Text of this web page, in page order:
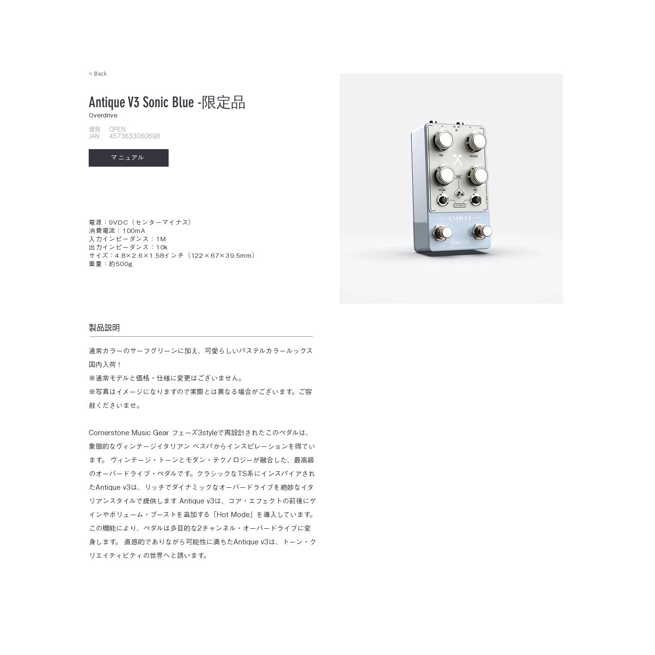
< Back
Antique V3 Sonic Blue -限定品
Overdrive
​価格
OPEN
JAN
4573633060698
マニュアル
電源：9VDC（センターマイナス）
消費電流：100mA
入力インピーダンス：1M
出力インピーダンス：10k
サイズ：4.8×2.6×1.58インチ（122×67×39.5mm）
重量：約500g
製品説明
通常カラーのサーフグリーンに加え、可愛らしいパステルカラールックス
国内入荷！
※通常モデルと価格・仕様に変更はございません。
※写真はイメージになりますので実際とは異なる場合がございます。ご容
赦くださいませ。
Cornerstone Music Gear フェーズ3styleで再設計されたこのペダルは、
象徴的なヴィンテージイタリアン ベスパからインスピレーションを得てい
ます。 ヴィンテージ・トーンとモダン・テクノロジーが融合した、最高級
のオーバードライブ・ペダルです。クラシックなTS系にインスパイアされ
たAntique v3は、リッチでダイナミックなオーバードライブを絶妙なイタ
リアンスタイルで提供します Antique v3は、コア・エフェクトの前後にゲ
インやボリューム・ブーストを追加する「Hot Mode」を導入しています。
この機能により、ペダルは多目的な2チャンネル・オーバードライブに変
身します。 直感的でありながら可能性に満ちたAntique v3は、トーン・ク
リエイティビティの世界へと誘います。